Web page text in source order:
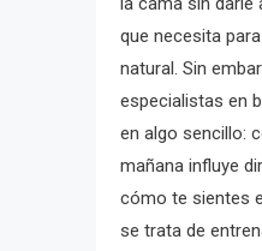
que necesita
natural. Sin
especialistas en
en algo sencillo:
mañana influye
cómo te sientes
se trata de